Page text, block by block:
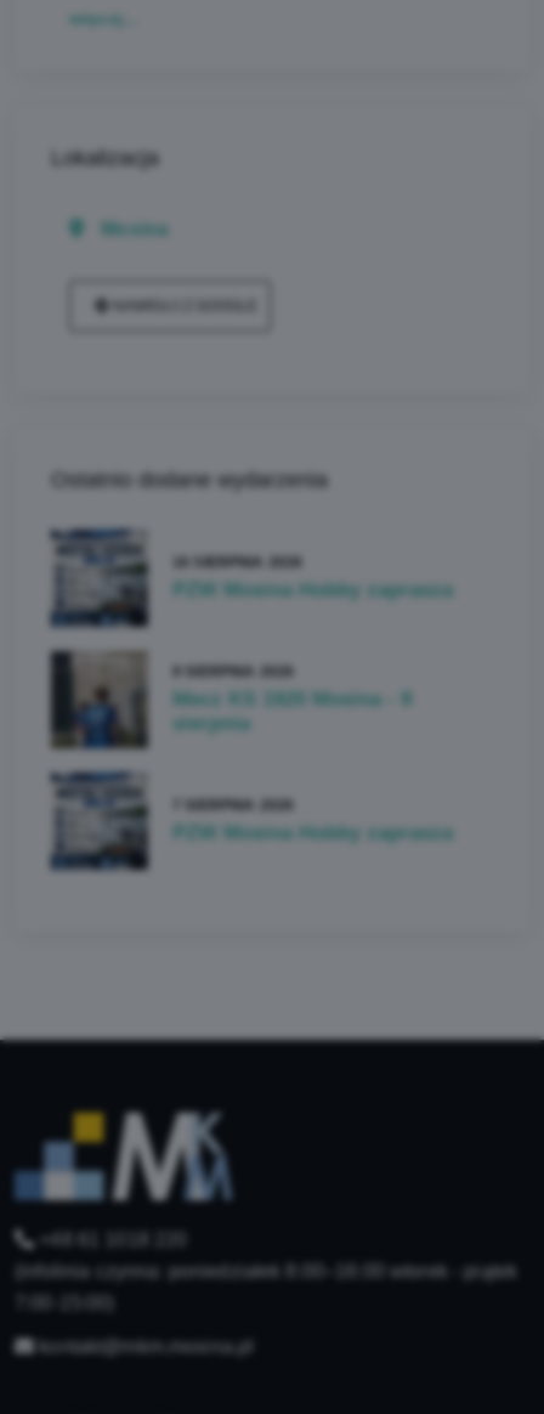
więcej...
Lokalizacja
Mosina
Ostatnio dodane wydarzenia
PZW Mosina Hobby zaprasza
Mecz KS 1920 Mosina - 9
sierpnia
PZW Mosina Hobby zaprasza
+48 61 1018 220
(infolinia czynna: poniedziałek 8:00–16:00 wtorek - piątek
kontakt@mkm.mosina.pl